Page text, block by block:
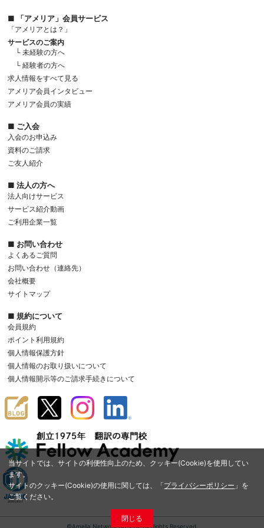
当サイトでは、サイトの利便性向上のため、クッキー(Cookie)を使用してい
ます。
サイトのクッキー(Cookie)の使用に関しては、「プライバシーポリシー 」を
ご覧ください。
閉じる
■ 「アメリア」会員サービス
「アメリアとは？」
サービスのご案内
└ 未経験の方へ
└ 経験者の方へ
求人情報をすべて見る
アメリア会員インタビュー
アメリア会員の実績
■ ご入会
入会のお申込み
資料のご請求
ご友人紹介
■ 法人の方へ
法人向けサービス
サービス紹介動画
ご利用企業一覧
■ お問い合わせ
よくあるご質問
お問い合わせ（連絡先）
会社概要
サイトマップ
■ 規約について
会員規約
ポイント利用規約
個人情報保護方針
個人情報のお取り扱いについて
個人情報開示等のご請求手続きについて
©Amelia Network Co.,Ltd. All Rights Reserved.